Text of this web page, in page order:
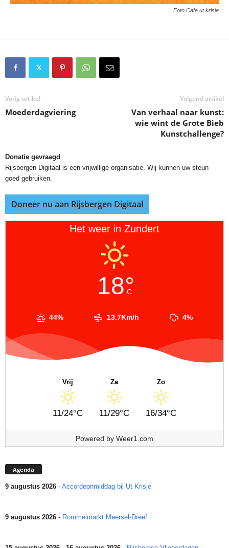
Foto Cafe ut krisje
Vorig artikel
Moederdagviering
Volgend artikel
Van verhaal naar kunst:
wie wint de Grote Bieb
Kunstchallenge?
Donatie gevraagd
Rijsbergen Digitaal is een vrijwillige organisatie. Wij kunnen uw steun
goed gebruiken.
Doneer nu aan Rijsbergen Digitaal
Het weer in Zundert
18°
C
44% 13.7Km/h 4%
Vrij
11/24°C
Za
11/29°C
Zo
16/34°C
Powered by Weer1.com
Agenda
9 augustus 2026 - Accordeonmiddag bij Ut Krisje
9 augustus 2026 - Rommelmarkt Meersel-Dreef